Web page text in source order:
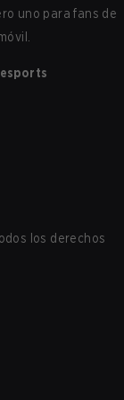
uno para fans de
los derechos